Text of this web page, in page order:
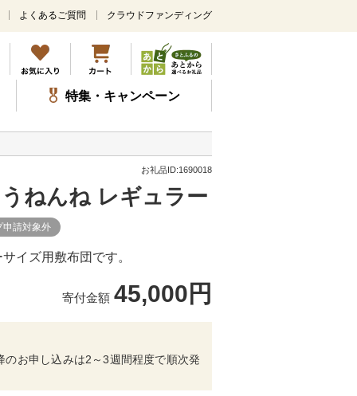
メ
ン
コ
ン
テ
ツ
ッ
よくあるご質問 クラウドファンディング
特集・キャンペーン
お礼品ID:1690018
ねんね レギュラー
申請対象外
イズ用敷布団です。
寄付金額 45,000円
お申し込みは2～3週間程度で順次発